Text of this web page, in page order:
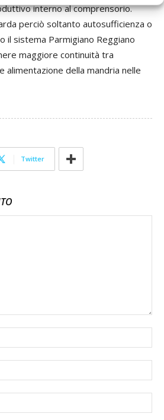
interno al comprensorio.
perciò soltanto autosufficienza o
il sistema Parmigiano Reggiano
maggiore continuità tra
alimentazione della mandria nelle
Twitter